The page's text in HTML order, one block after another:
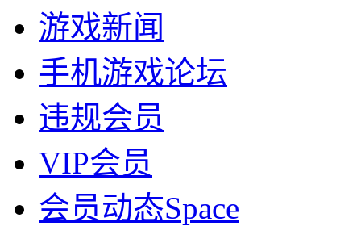
游戏新闻
手机游戏论坛
违规会员
VIP会员
会员动态Space